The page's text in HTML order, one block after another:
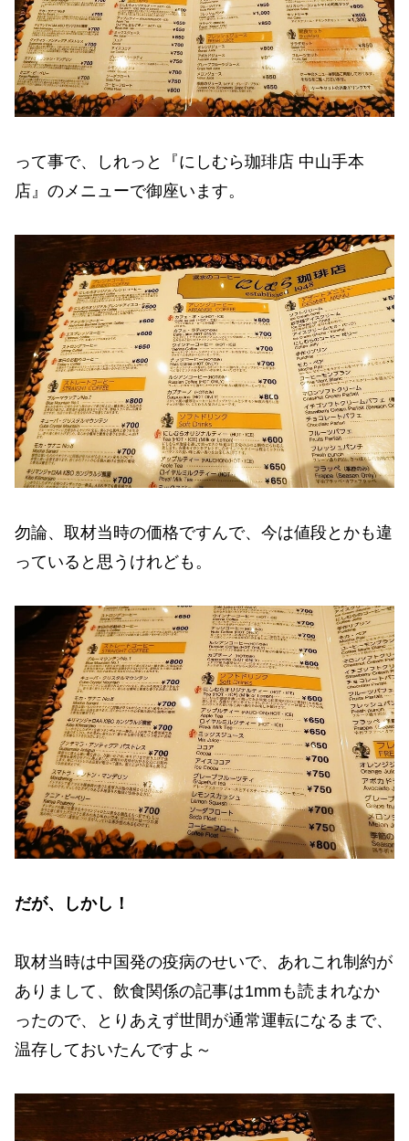
って事で、しれっと『にしむら珈琲店 中山手本
店』のメニューで御座います。
勿論、取材当時の価格ですんで、今は値段とかも違
っていると思うけれども。
だが、しかし！
取材当時は中国発の疫病のせいで、あれこれ制約が
ありまして、飲食関係の記事は1mmも読まれなか
ったので、とりあえず世間が通常運転になるまで、
温存しておいたんですよ～